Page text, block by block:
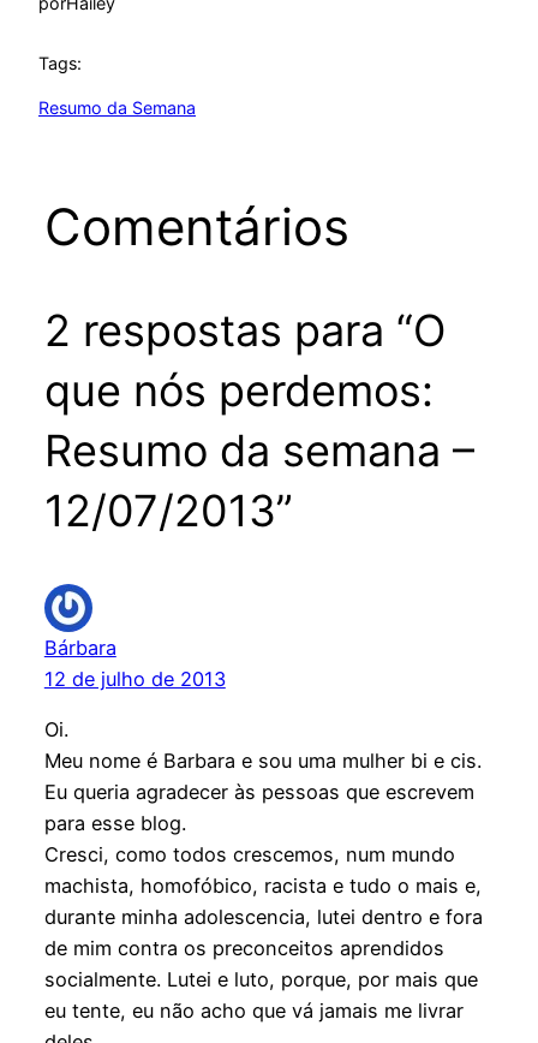
Tags:
Resumo da Semana
Comentários
2 respostas para “O
que nós perdemos:
Resumo da semana –
12/07/2013”
Bárbara
12 de julho de 2013
Oi.
Meu nome é Barbara e sou uma mulher bi e cis.
Eu queria agradecer às pessoas que escrevem
para esse blog.
Cresci, como todos crescemos, num mundo
machista, homofóbico, racista e tudo o mais e,
durante minha adolescencia, lutei dentro e fora
de mim contra os preconceitos aprendidos
socialmente. Lutei e luto, porque, por mais que
eu tente, eu não acho que vá jamais me livrar